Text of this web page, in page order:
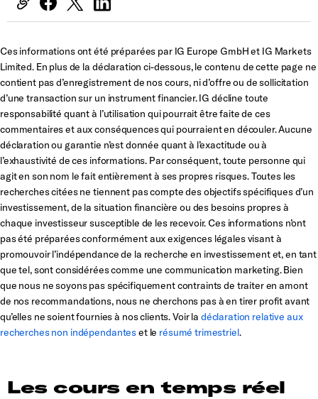
Ces informations ont été préparées par IG Europe GmbH et IG Markets
Limited. En plus de la déclaration ci-dessous, le contenu de cette page ne
contient pas d’enregistrement de nos cours, ni d’offre ou de sollicitation
d’une transaction sur un instrument financier. IG décline toute
responsabilité quant à l’utilisation qui pourrait être faite de ces
commentaires et aux conséquences qui pourraient en découler. Aucune
déclaration ou garantie n’est donnée quant à l’exactitude ou à
l’exhaustivité de ces informations. Par conséquent, toute personne qui
agit en son nom le fait entièrement à ses propres risques. Toutes les
recherches citées ne tiennent pas compte des objectifs spécifiques d’un
investissement, de la situation financière ou des besoins propres à
chaque investisseur susceptible de les recevoir. Ces informations n’ont
pas été préparées conformément aux exigences légales visant à
promouvoir l’indépendance de la recherche en investissement et, en tant
que tel, sont considérées comme une communication marketing. Bien
que nous ne soyons pas spécifiquement contraints de traiter en amont
de nos recommandations, nous ne cherchons pas à en tirer profit avant
qu’elles ne soient fournies à nos clients. Voir la déclaration relative aux
recherches non indépendanteset le résumé trimestriel.
Les cours en temps réel